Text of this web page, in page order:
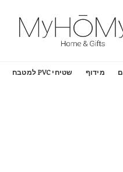
מידוף שטיחי PVC למטבח